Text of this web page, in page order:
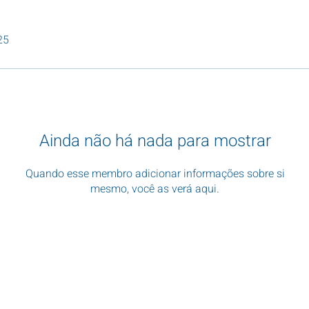
Ainda não há nada para mostrar
Quando esse membro adicionar informações sobre si
mesmo, você as verá aqui.